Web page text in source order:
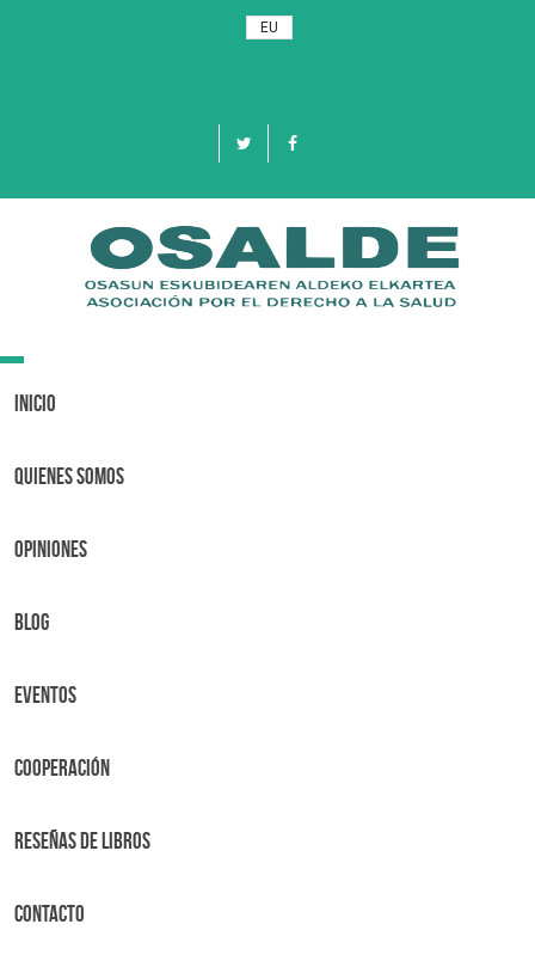
EU
Toggle
Inicio
Quienes Somos
OPINIONES
BLOG
Eventos
Cooperación
Reseñas de libros
Contacto